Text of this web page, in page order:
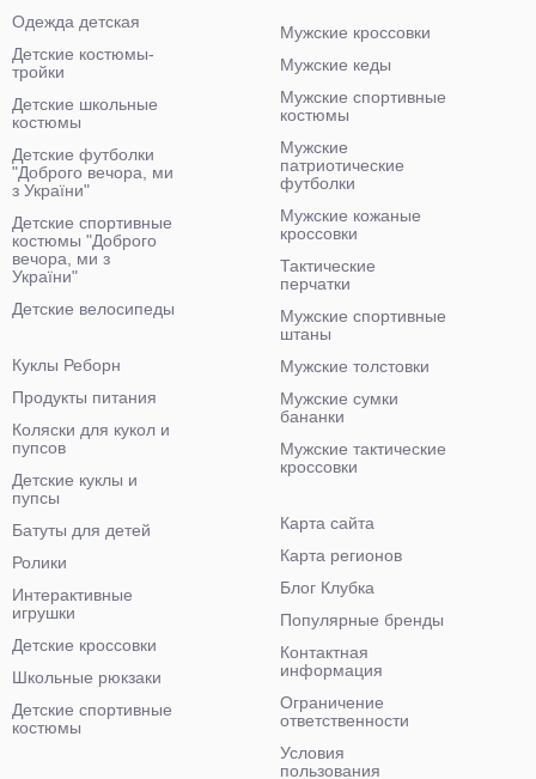
Одежда детская
Детские костюмы-
тройки
Детские школьные
костюмы
Детские футболки
"Доброго вечора, ми
з України"
Детские спортивные
костюмы "Доброго
вечора, ми з
України"
Детские велосипеды
Мужские кроссовки
Мужские кеды
Мужские спортивные
костюмы
Мужские
патриотические
футболки
Мужские кожаные
кроссовки
Тактические
перчатки
Мужские спортивные
штаны
Мужские толстовки
Мужские сумки
бананки
Мужские тактические
кроссовки
Куклы Реборн
Продукты питания
Коляски для кукол и
пупсов
Детские куклы и
пупсы
Батуты для детей
Ролики
Интерактивные
игрушки
Детские кроссовки
Школьные рюкзаки
Детские спортивные
костюмы
Карта сайта
Карта регионов
Блог Клубка
Популярные бренды
Контактная
информация
Ограничение
ответственности
Условия
пользования